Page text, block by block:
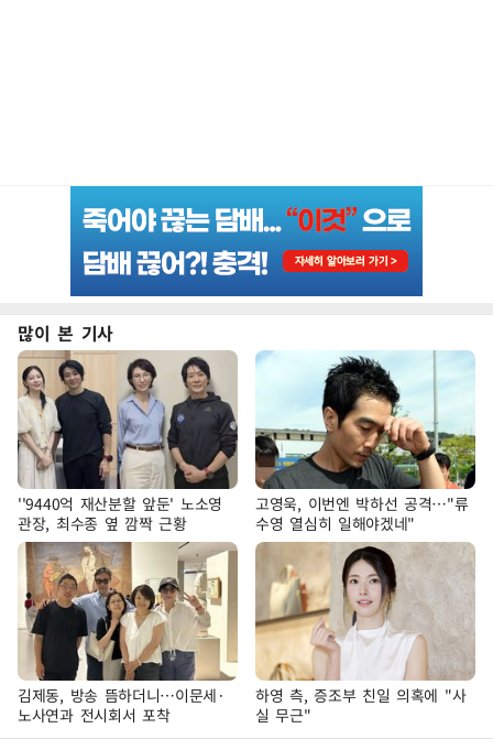
많이 본 기사
''9440억 재산분할 앞둔' 노소영
관장, 최수종 옆 깜짝 근황
고영욱, 이번엔 박하선 공격…"류
수영 열심히 일해야겠네"
김제동, 방송 뜸하더니…이문세·
노사연과 전시회서 포착
하영 측, 증조부 친일 의혹에 "사
실 무근"